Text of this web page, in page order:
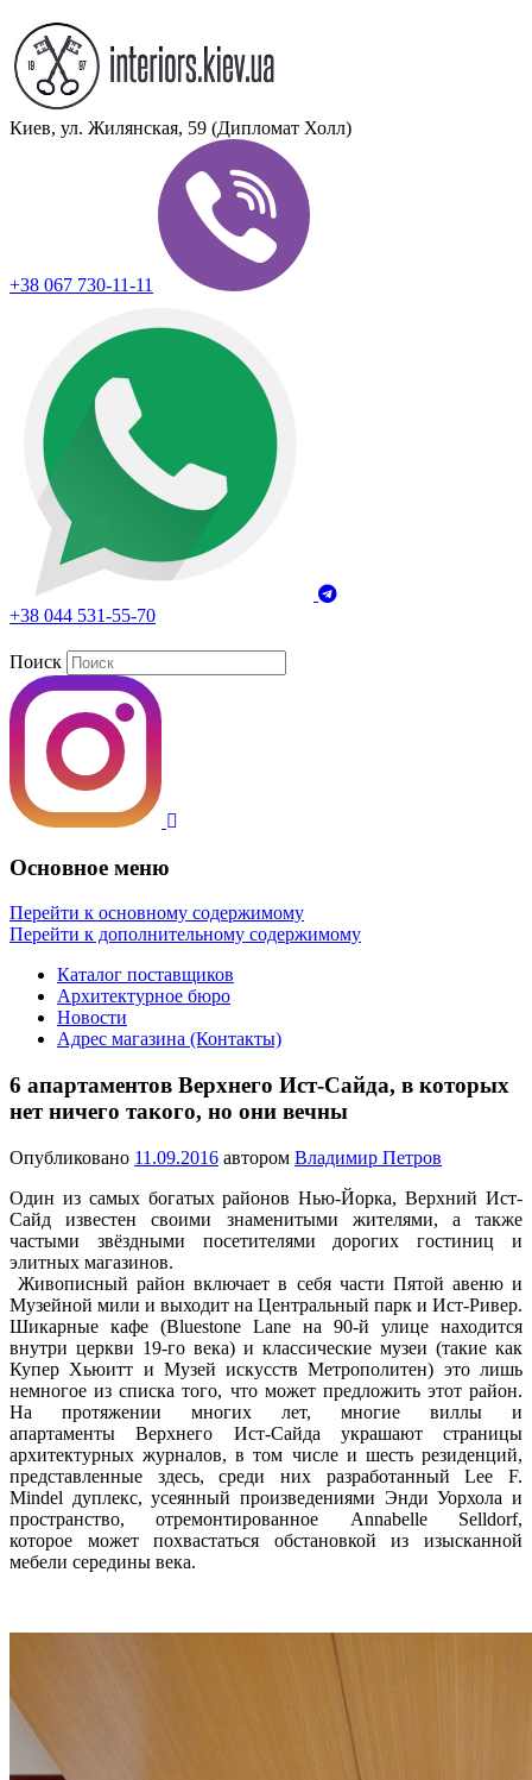
Киев, ул. Жилянская, 59 (Дипломат Холл)
+38 067 730-11-11
+38 044 531-55-70
Поиск
Основное меню
Перейти к основному содержимому
Перейти к дополнительному содержимому
Каталог поставщиков
Архитектурное бюро
Новости
Адрес магазина (Контакты)
6 апартаментов Верхнего Ист-Сайда, в которых
нет ничего такого, но они вечны
Опубликовано 11.09.2016 автором Владимир Петров
Один из самых богатых районов Нью-Йорка, Верхний Ист-
Сайд известен своими знаменитыми жителями, а также
частыми звёздными посетителями дорогих гостиниц и
элитных магазинов.
Живописный район включает в себя части Пятой авеню и
Музейной мили и выходит на Центральный парк и Ист-Ривер.
Шикарные кафе (Bluestone Lane на 90-й улице находится
внутри церкви 19-го века) и классические музеи (такие как
Купер Хьюитт и Музей искусств Метрополитен) это лишь
немногое из списка того, что может предложить этот район.
На протяжении многих лет, многие виллы и
апартаменты Верхнего Ист-Сайда украшают страницы
архитектурных журналов, в том числе и шесть резиденций,
представленные здесь, среди них разработанный Lee F.
Mindel дуплекс, усеянный произведениями Энди Уорхола и
пространство, отремонтированное Annabelle Selldorf,
которое может похвастаться обстановкой из изысканной
мебели середины века.